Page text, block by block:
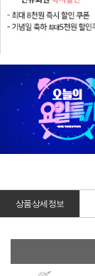
상품상세정보